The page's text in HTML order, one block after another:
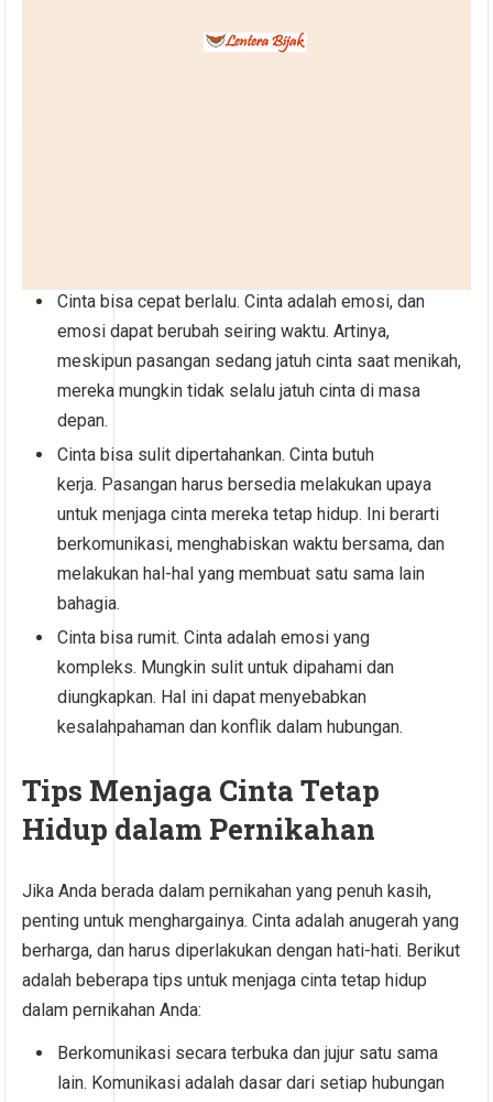
Cinta bisa cepat berlalu. Cinta adalah emosi, dan
emosi dapat berubah seiring waktu. Artinya,
meskipun pasangan sedang jatuh cinta saat menikah,
mereka mungkin tidak selalu jatuh cinta di masa
depan.
Cinta bisa sulit dipertahankan. Cinta butuh
kerja. Pasangan harus bersedia melakukan upaya
untuk menjaga cinta mereka tetap hidup. Ini berarti
berkomunikasi, menghabiskan waktu bersama, dan
melakukan hal-hal yang membuat satu sama lain
bahagia.
Cinta bisa rumit. Cinta adalah emosi yang
kompleks. Mungkin sulit untuk dipahami dan
diungkapkan. Hal ini dapat menyebabkan
kesalahpahaman dan konflik dalam hubungan.
Tips Menjaga Cinta Tetap
Hidup dalam Pernikahan
Jika Anda berada dalam pernikahan yang penuh kasih,
penting untuk menghargainya. Cinta adalah anugerah yang
berharga, dan harus diperlakukan dengan hati-hati. Berikut
adalah beberapa tips untuk menjaga cinta tetap hidup
dalam pernikahan Anda:
Berkomunikasi secara terbuka dan jujur ​​satu sama
lain. Komunikasi adalah dasar dari setiap hubungan